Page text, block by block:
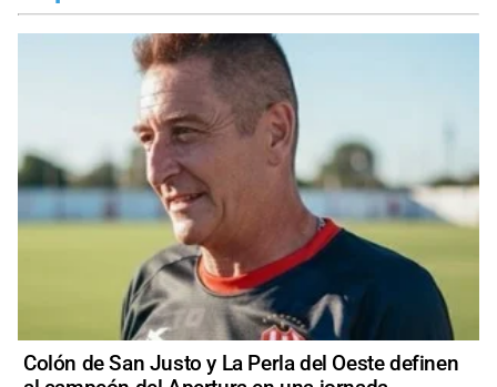
Colón de San Justo y La Perla del Oeste definen